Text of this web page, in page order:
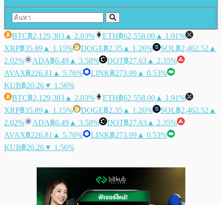
BTC฿2,129,303 ▲ 2.03% ETH฿62,558.00 ▲ 1.91%
XRP฿35.89 ▲ 1.15% DOGE฿2.35 ▲ 1.26% SOL฿2,462.52 ▲
2.02%
ADA฿6.49 ▲ 3.58% DOT฿27.63 ▲ 2.35%
AVAX฿226.81 ▲ 5.76% LINK฿273.99 ▲ 0.53%
KUB฿20.26▼ 1.56%
BTC฿2,129,303 ▲ 2.03% ETH฿62,558.00 ▲ 1.91%
XRP฿35.89 ▲ 1.15% DOGE฿2.35 ▲ 1.26% SOL฿2,462.52 ▲
2.02%
ADA฿6.49 ▲ 3.58% DOT฿27.63 ▲ 2.35%
AVAX฿226.81 ▲ 5.76% LINK฿273.99 ▲ 0.53%
KUB฿20.26▼ 1.56%